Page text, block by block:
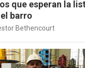
que esperan la
barro
Bethencourt